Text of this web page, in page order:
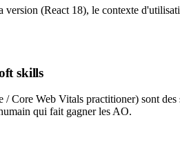
version (React 18), le contexte
skills
Core Web Vitals practitioner) sont
qui fait gagner les AO.